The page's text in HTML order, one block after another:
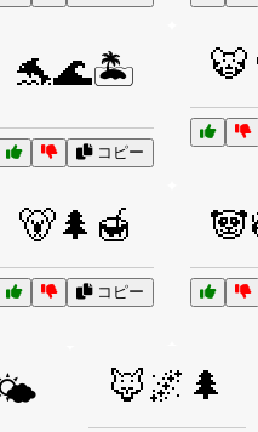
🐬🌊🏝️
コピー
🐻🌲🍯
コピー
🦊🌌🌲